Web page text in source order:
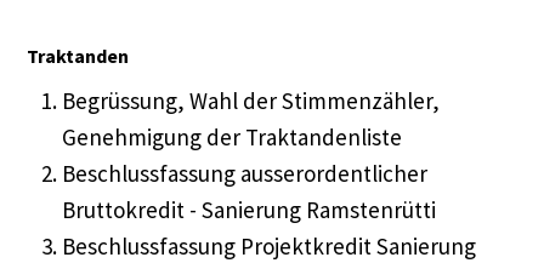
Traktanden
Begrüssung, Wahl der Stimmenzähler,
Genehmigung der Traktandenliste
Beschlussfassung ausserordentlicher
Bruttokredit - Sanierung Ramstenrütti
Beschlussfassung Projektkredit Sanierung